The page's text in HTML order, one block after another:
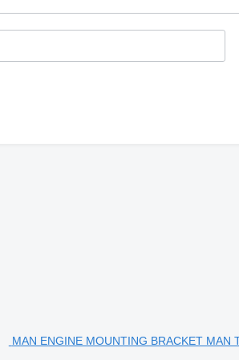
її ідеальним варіантом для заміни
MAN ENGINE MOUNTING BRACKET MAN